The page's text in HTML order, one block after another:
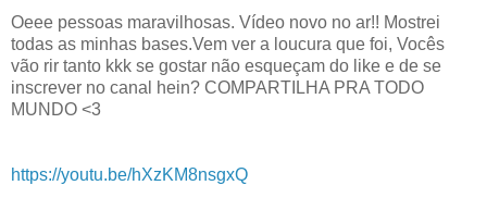
Oeee pessoas maravilhosas. Vídeo novo no ar!! Mostrei
todas as minhas bases.Vem ver a loucura que foi, Vocês
vão rir tanto kkk se gostar não esqueçam do like e de se
inscrever no canal hein? COMPARTILHA PRA TODO
MUNDO <3
https://youtu.be/hXzKM8nsgxQ